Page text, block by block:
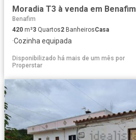
Moradia T3 à venda em Benafim
Benafim
420 m²3 Quartos2 BanheirosCasa
·Cozinha equipada
Disponibilizado há mais de um mês por
Properstar